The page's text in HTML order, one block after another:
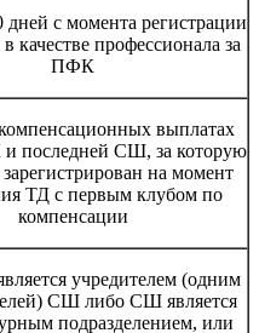
дней с момента регистрации
качестве профессионала за
ПФК
выплатах
последней СШ, за которую
на момент
ТД с первым клубом по
компенсации
учредителем (одним
СШ либо СШ является
подразделением, или